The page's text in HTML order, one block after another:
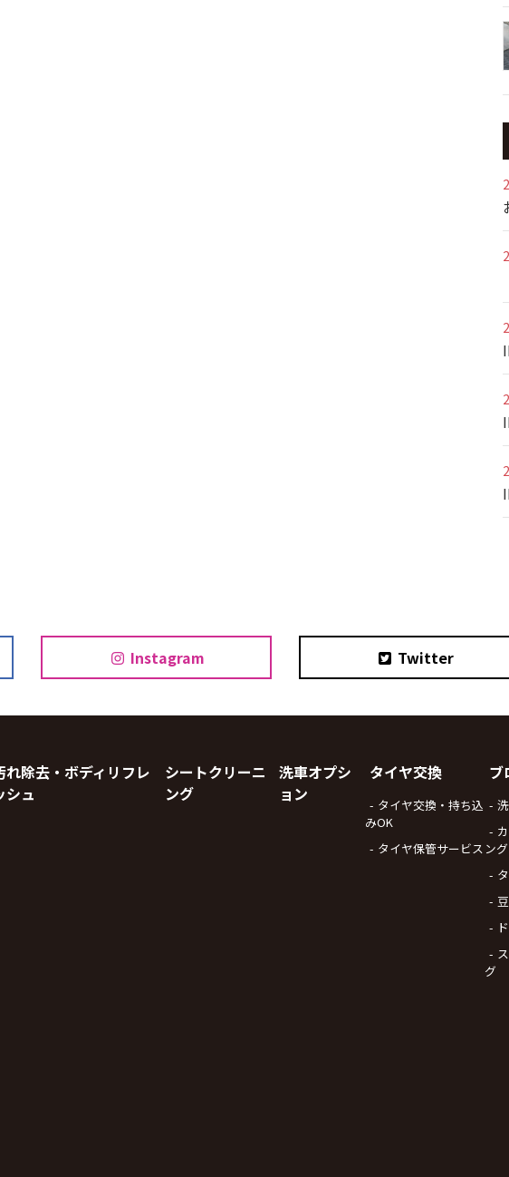
Instagram Twitter
れ除去・ボディリフレ
シュ
シートクリーニ
ング
洗車オプシ
ョン
タイヤ交換
タイヤ交換・持ち込
みOK
タイヤ保管サービス
ブ
ング
グ